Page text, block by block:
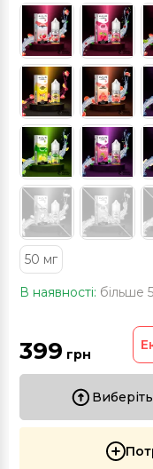
50 мг
В наявності: більше
399 грн